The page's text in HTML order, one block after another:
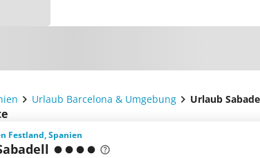
Urlaub Barcelona & Umgebung Urlaub
Festland, Spanien